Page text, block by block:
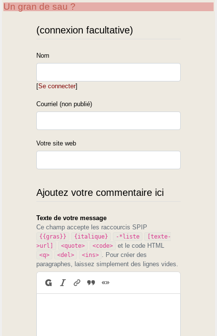
Un gran de sau ?
(connexion facultative)
Nom
[Se connecter]
Courriel (non publié)
Votre site web
Ajoutez votre commentaire ici
Texte de votre message
Ce champ accepte les raccourcis SPIP
{{gras}} {italique} -*liste
[texte-
>url]
<quote> <code> et le code HTML
<q> <del> <ins>
. Pour créer des
paragraphes, laissez simplement des lignes vides.